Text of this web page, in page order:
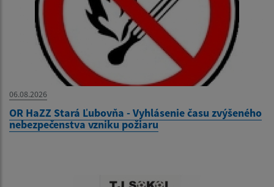
06.08.2026
OR HaZZ Stará Ľubovňa - Vyhlásenie času zvýšeného
nebezpečenstva vzniku požiaru